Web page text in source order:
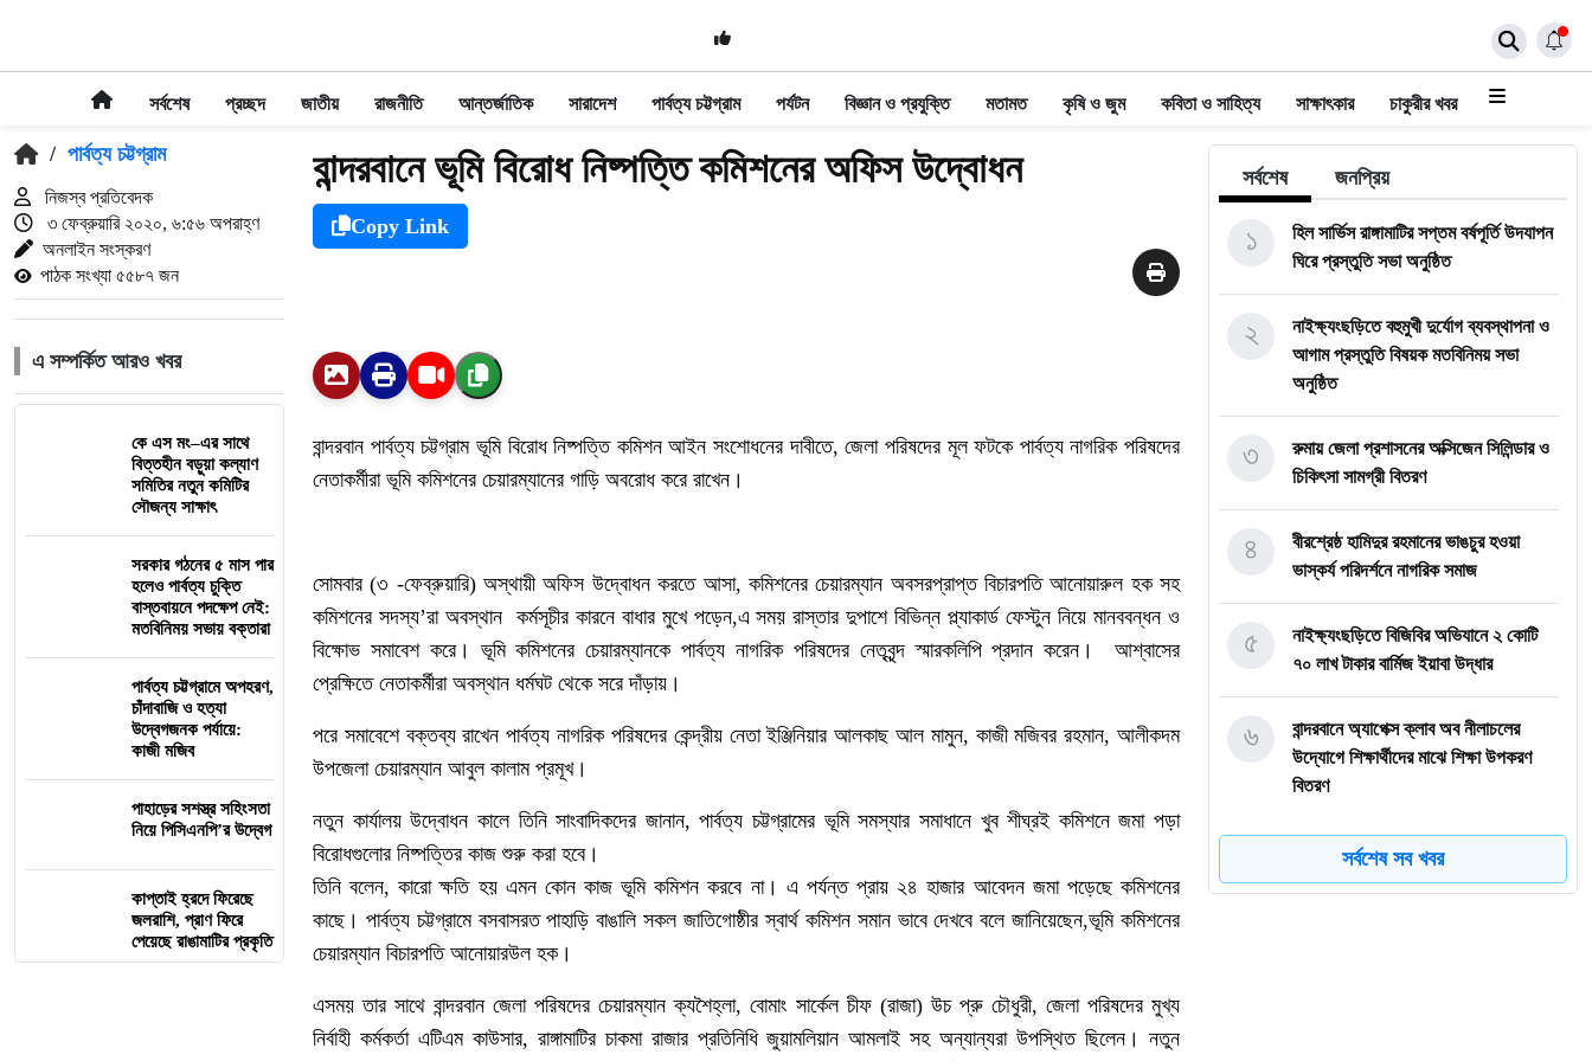
সর্বশেষ প্রচ্ছদ জাতীয় রাজনীতি আন্তর্জাতিক সারাদেশ পার্বত্য চট্টগ্রাম পর্যটন বিজ্ঞান ও প্রযুক্তি মতামত কৃষি ও জুম কবিতা ও সাহিত্য সাক্ষাৎকার চাকুরীর খবর
/ পার্বত্য চট্টগ্রাম
নিজস্ব প্রতিবেদক
৩ ফেব্রুয়ারি ২০২০, ৬:৫৬ অপরাহ্ণ
অনলাইন সংস্করণ
পাঠক সংখ্যা ৫৫৮৭ জন
এ সম্পর্কিত আরও খবর
কে এস মং–এর সাথে
বিত্তহীন বড়ুয়া কল্যাণ
সমিতির নতুন কমিটির
সৌজন্য সাক্ষাৎ
সরকার গঠনের ৫ মাস পার
হলেও পার্বত্য চুক্তি
বাস্তবায়নে পদক্ষেপ নেই:
মতবিনিময় সভায় বক্তারা
পার্বত্য চট্টগ্রামে অপহরণ,
চাঁদাবাজি ও হত্যা
উদ্বেগজনক পর্যায়ে:
কাজী মজিব
পাহাড়ের সশস্ত্র সহিংসতা
নিয়ে পিসিএনপি’র উদ্বেগ
কাপ্তাই হ্রদে ফিরেছে
জলরাশি, প্রাণ ফিরে
পেয়েছে রাঙামাটির প্রকৃতি
বান্দরবানে ভূমি বিরোধ নিষ্পত্তি কমিশনের অফিস উদ্বোধন
Copy Link
বান্দরবান পার্বত্য চট্টগ্রাম ভূমি বিরোধ নিষ্পত্তি কমিশন আইন সংশোধনের দাবীতে, জেলা পরিষদের মূল ফটকে পার্বত্য নাগরিক পরিষদের
নেতাকর্মীরা ভূমি কমিশনের চেয়ারম্যানের গাড়ি অবরোধ করে রাখেন।
সোমবার (৩ -ফেব্রুয়ারি) অস্থায়ী অফিস উদ্বোধন করতে আসা, কমিশনের চেয়ারম্যান অবসরপ্রাপ্ত বিচারপতি আনোয়ারুল হক সহ
কমিশনের সদস্য’রা অবস্থান কর্মসূচীর কারনে বাধার মুখে পড়েন,এ সময় রাস্তার দুপাশে বিভিন্ন প্ল্যাকার্ড ফেস্টুন নিয়ে মানববন্ধন ও
বিক্ষোভ সমাবেশ করে। ভূমি কমিশনের চেয়ারম্যানকে পার্বত্য নাগরিক পরিষদের নেতৃবৃন্দ স্মারকলিপি প্রদান করেন। আশ্বাসের
প্রেক্ষিতে নেতাকর্মীরা অবস্থান ধর্মঘট থেকে সরে দাঁড়ায়।
পরে সমাবেশে বক্তব্য রাখেন পার্বত্য নাগরিক পরিষদের কেন্দ্রীয় নেতা ইঞ্জিনিয়ার আলকাছ আল মামুন, কাজী মজিবর রহমান, আলীকদম
উপজেলা চেয়ারম্যান আবুল কালাম প্রমূখ।
নতুন কার্যালয় উদ্বোধন কালে তিনি সাংবাদিকদের জানান, পার্বত্য চট্টগ্রামের ভূমি সমস্যার সমাধানে খুব শীঘ্রই কমিশনে জমা পড়া
বিরোধগুলোর নিষ্পত্তির কাজ শুরু করা হবে।
তিনি বলেন, কারো ক্ষতি হয় এমন কোন কাজ ভূমি কমিশন করবে না। এ পর্যন্ত প্রায় ২৪ হাজার আবেদন জমা পড়েছে কমিশনের
কাছে। পার্বত্য চট্টগ্রামে বসবাসরত পাহাড়ি বাঙালি সকল জাতিগোষ্ঠীর স্বার্থ কমিশন সমান ভাবে দেখবে বলে জানিয়েছেন,ভূমি কমিশনের
চেয়ারম্যান বিচারপতি আনোয়ারউল হক।
এসময় তার সাথে বান্দরবান জেলা পরিষদের চেয়ারম্যান ক্যশৈহ্লা, বোমাং সার্কেল চীফ (রাজা) উচ প্রু চৌধুরী, জেলা পরিষদের মুখ্য
নির্বাহী কর্মকর্তা এটিএম কাউসার, রাঙ্গামাটির চাকমা রাজার প্রতিনিধি জুয়ামলিয়ান আমলাই সহ অন্যান্যরা উপস্থিত ছিলেন। নতুন
সর্বশেষ জনপ্রিয়
হিল সার্ভিস রাঙ্গামাটির সপ্তম বর্ষপূর্তি উদযাপন
ঘিরে প্রস্তুতি সভা অনুষ্ঠিত
১
নাইক্ষ্যংছড়িতে বহুমুখী দুর্যোগ ব্যবস্থাপনা ও
আগাম প্রস্তুতি বিষয়ক মতবিনিময় সভা
অনুষ্ঠিত
২
রুমায় জেলা প্রশাসনের অক্সিজেন সিলিন্ডার ও
চিকিৎসা সামগ্রী বিতরণ
৩
বীরশ্রেষ্ঠ হামিদুর রহমানের ভাঙচুর হওয়া
ভাস্কর্য পরিদর্শনে নাগরিক সমাজ
৪
নাইক্ষ্যংছড়িতে বিজিবির অভিযানে ২ কোটি
৭০ লাখ টাকার বার্মিজ ইয়াবা উদ্ধার
৫
বান্দরবানে অ্যাপেক্স ক্লাব অব নীলাচলের
উদ্যোগে শিক্ষার্থীদের মাঝে শিক্ষা উপকরণ
বিতরণ
৬
জুলাই গণঅভ্যুত্থানের চেতনায় রাঙ্গামাটিতে
১১ দলীয় ঐক্যজোটের মিছিল ও সমাবেশ
সর্বশেষ সব খবর